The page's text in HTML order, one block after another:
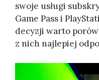
swoje usługi
Game Pass i
decyzji warto
z nich najlepiej